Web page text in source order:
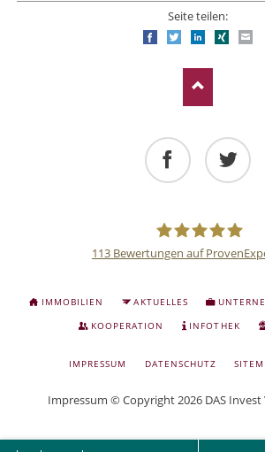
Seite teilen:
FacebookTwitterLinkedIn
Xing
Anlage
und
113 Bewertungen auf
NAVIGATION
IMMOBILIEN AKTUELLES
KOOPERATION
INFOTHEK
NAVIGATION
IMPRESSUM DATENSCHUTZ
Impressum © Copyright 2026 DAS